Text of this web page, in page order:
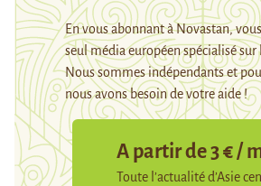
En vous abonnant à Novastan,
seul média européen spécialisé sur
Nous sommes indépendants et
nous avons besoin de votre aide !
A partir de 3 € /
Toute l’actualité d’Asie